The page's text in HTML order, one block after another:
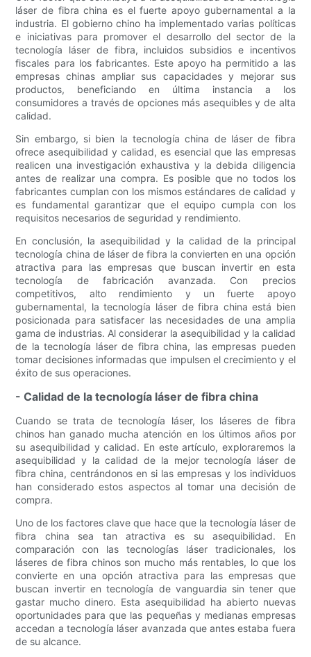
láser de fibra china es el fuerte apoyo gubernamental a la
industria. El gobierno chino ha implementado varias políticas
e iniciativas para promover el desarrollo del sector de la
tecnología láser de fibra, incluidos subsidios e incentivos
fiscales para los fabricantes. Este apoyo ha permitido a las
empresas chinas ampliar sus capacidades y mejorar sus
productos, beneficiando en última instancia a los
consumidores a través de opciones más asequibles y de alta
calidad.
Sin embargo, si bien la tecnología china de láser de fibra
ofrece asequibilidad y calidad, es esencial que las empresas
realicen una investigación exhaustiva y la debida diligencia
antes de realizar una compra. Es posible que no todos los
fabricantes cumplan con los mismos estándares de calidad y
es fundamental garantizar que el equipo cumpla con los
requisitos necesarios de seguridad y rendimiento.
En conclusión, la asequibilidad y la calidad de la principal
tecnología china de láser de fibra la convierten en una opción
atractiva para las empresas que buscan invertir en esta
tecnología de fabricación avanzada. Con precios
competitivos, alto rendimiento y un fuerte apoyo
gubernamental, la tecnología láser de fibra china está bien
posicionada para satisfacer las necesidades de una amplia
gama de industrias. Al considerar la asequibilidad y la calidad
de la tecnología láser de fibra china, las empresas pueden
tomar decisiones informadas que impulsen el crecimiento y el
éxito de sus operaciones.
- Calidad de la tecnología láser de fibra china
Cuando se trata de tecnología láser, los láseres de fibra
chinos han ganado mucha atención en los últimos años por
su asequibilidad y calidad. En este artículo, exploraremos la
asequibilidad y la calidad de la mejor tecnología láser de
fibra china, centrándonos en si las empresas y los individuos
han considerado estos aspectos al tomar una decisión de
compra.
Uno de los factores clave que hace que la tecnología láser de
fibra china sea tan atractiva es su asequibilidad. En
comparación con las tecnologías láser tradicionales, los
láseres de fibra chinos son mucho más rentables, lo que los
convierte en una opción atractiva para las empresas que
buscan invertir en tecnología de vanguardia sin tener que
gastar mucho dinero. Esta asequibilidad ha abierto nuevas
oportunidades para que las pequeñas y medianas empresas
accedan a tecnología láser avanzada que antes estaba fuera
de su alcance.